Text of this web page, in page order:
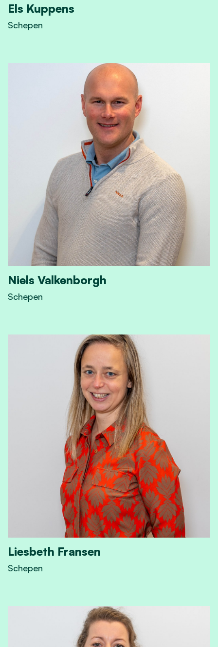
Els Kuppens
Schepen
Niels Valkenborgh
Schepen
Liesbeth Fransen
Schepen